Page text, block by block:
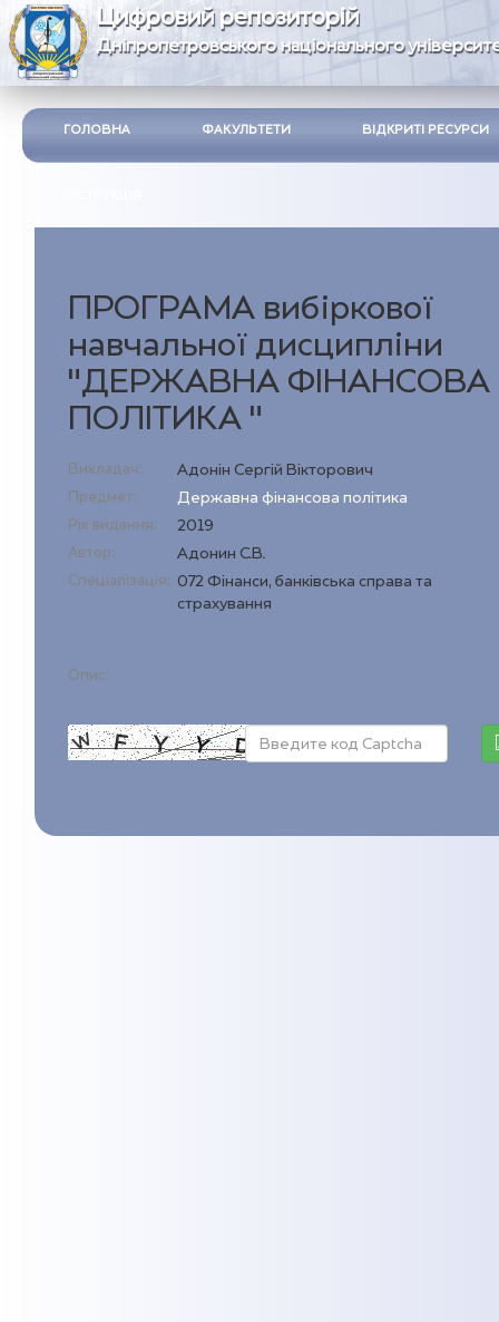
Цифровий репозиторій
Дніпропетровського національного
ГОЛОВНА ФАКУЛЬТЕТИ ВІДКРИТІ РЕСУРСИ
ПРОГРАМА вибіркової
навчальної дисципліни
"ДЕРЖАВНА ФІНАНСОВА
ПОЛІТИКА "
Викладач: Адонін Сергій Вікторович
Предмет: Державна фінансова політика
Рік видання: 2019
Автор: Адонин С.В.
Спеціалізація: 072 Фінанси, банківська справа та
страхування
Опис: